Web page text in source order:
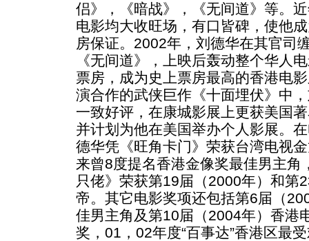
侣》，《暗战》，《无间道》等。
电影均大收旺场，有口皆碑，使他
房保证。2002年，刘德华在其官司
《无间道》，上映后轰动整个华人
票房，成为史上票房最高的香港电
演合作的武侠巨作《十面埋伏》中
一致好评，在康城影展上更获美国
并计划为他在美国举办个人影展。
德华凭《旺角卡门》荣获台湾电视
来曾8度提名香港金像奖最佳男主角
只佬》荣获第19届（2000年）和第
帝。其它电影奖项还包括第6届（
佳男主角及第10届（2004年）香港
奖，01，02年度“百事达”香港区最